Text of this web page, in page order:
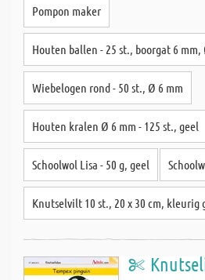
Pompon maker
Houten ballen - 25 st., boorgat 6 mm,
Wiebelogen rond - 50 st., Ø 6 mm
Houten kralen Ø 6 mm - 125 st., geel
Schoolwol Lisa - 50 g, geel
Knutselvilt 10 st., 20 x 30 cm, kleurig